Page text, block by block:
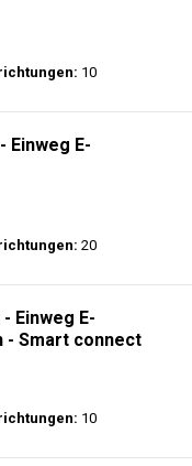
10
Einweg E-
20
Einweg E-
- Smart connect
10